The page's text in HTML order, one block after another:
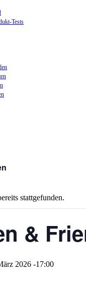
Tests
stattgefunden.
&
2026 -17:00